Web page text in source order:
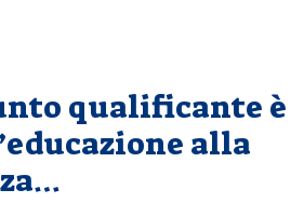
qualificante è
alla